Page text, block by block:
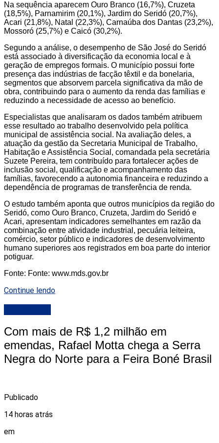
Na sequência aparecem Ouro Branco (16,7%), Cruzeta
(18,5%), Parnamirim (20,1%), Jardim do Seridó (20,7%),
Acari (21,8%), Natal (22,3%), Carnaúba dos Dantas (23,2%),
Mossoró (25,7%) e Caicó (30,2%).
Segundo a análise, o desempenho de São José do Seridó
está associado à diversificação da economia local e à
geração de empregos formais. O município possui forte
presença das indústrias de facção têxtil e da bonelaria,
segmentos que absorvem parcela significativa da mão de
obra, contribuindo para o aumento da renda das famílias e
reduzindo a necessidade de acesso ao benefício.
Especialistas que analisaram os dados também atribuem
esse resultado ao trabalho desenvolvido pela política
municipal de assistência social. Na avaliação deles, a
atuação da gestão da Secretaria Municipal de Trabalho,
Habitação e Assistência Social, comandada pela secretária
Suzete Pereira, tem contribuído para fortalecer ações de
inclusão social, qualificação e acompanhamento das
famílias, favorecendo a autonomia financeira e reduzindo a
dependência de programas de transferência de renda.
O estudo também aponta que outros municípios da região do
Seridó, como Ouro Branco, Cruzeta, Jardim do Seridó e
Acari, apresentam indicadores semelhantes em razão da
combinação entre atividade industrial, pecuária leiteira,
comércio, setor público e indicadores de desenvolvimento
humano superiores aos registrados em boa parte do interior
potiguar.
Fonte: Fonte: www.mds.gov.br
Continue lendo
Com mais de R$ 1,2 milhão em
emendas, Rafael Motta chega a Serra
Negra do Norte para a Feira Boné Brasil
Publicado
14 horas atrás
em